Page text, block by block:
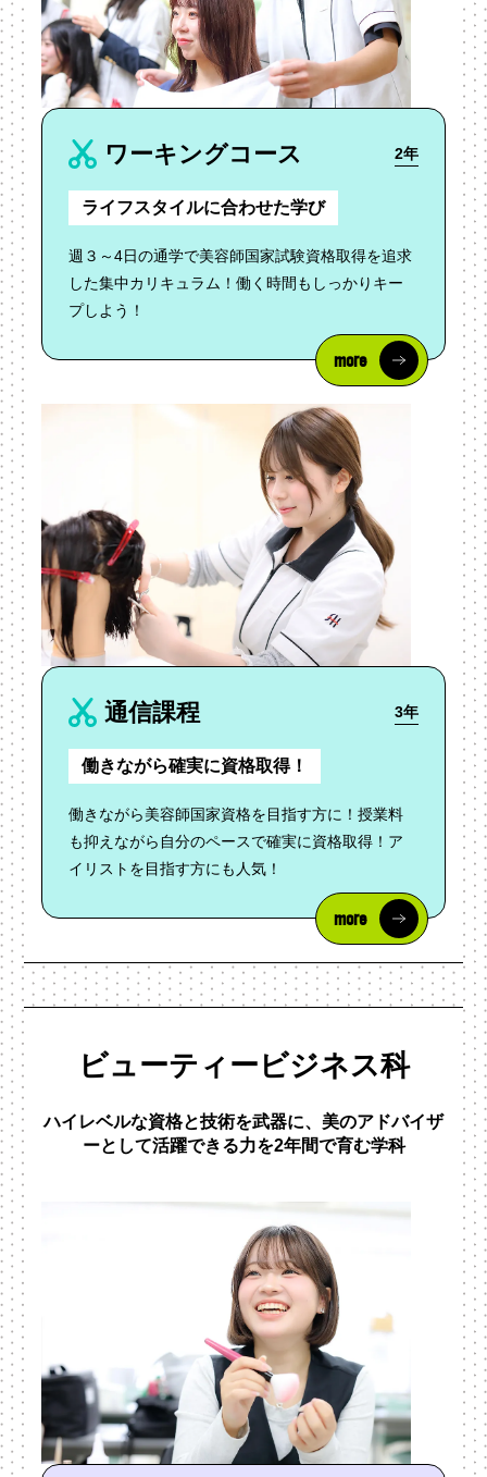
ワーキングコース 2年
ライフスタイルに合わせた学び
週３～4日の通学で美容師国家試験資格取得を追求
した集中カリキュラム！働く時間もしっかりキー
プしよう！
more
通信課程 3年
働きながら確実に資格取得！
働きながら美容師国家資格を目指す方に！授業料
も抑えながら自分のペースで確実に資格取得！ア
イリストを目指す方にも人気！
more
ビューティービジネス科
ハイレベルな資格と技術を武器に、美のアドバイザ
ーとして活躍できる力を2年間で育む学科